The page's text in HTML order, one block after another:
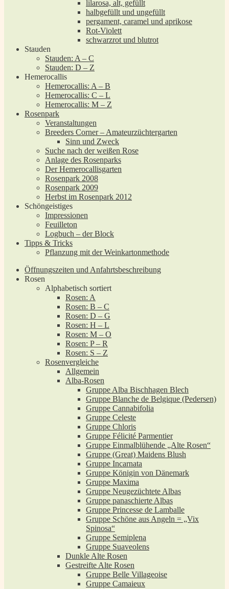
lilarosa, alt, gefüllt
halbgefüllt und ungefüllt
pergament, caramel und aprikose
Rot-Violett
schwarzrot und blutrot
Stauden
Stauden: A – C
Stauden: D – Z
Hemerocallis
Hemerocallis: A – B
Hemerocallis: C – L
Hemerocallis: M – Z
Rosenpark
Veranstaltungen
Breeders Corner – Amateurzüchtergarten
Sinn und Zweck
Suche nach der weißen Rose
Anlage des Rosenparks
Der Hemerocallisgarten
Rosenpark 2008
Rosenpark 2009
Herbst im Rosenpark 2012
Schöngeistiges
Impressionen
Feuilleton
Logbuch – der Block
Tipps & Tricks
Pflanzung mit der Weinkartonmethode
Öffnungszeiten und Anfahrtsbeschreibung
Rosen
Alphabetisch sortiert
Rosen: A
Rosen: B – C
Rosen: D – G
Rosen: H – L
Rosen: M – O
Rosen: P – R
Rosen: S – Z
Rosenvergleiche
Allgemein
Alba-Rosen
Gruppe Alba Bischhagen Blech
Gruppe Blanche de Belgique (Pedersen)
Gruppe Cannabifolia
Gruppe Celeste
Gruppe Chloris
Gruppe Félicité Parmentier
Gruppe Einmalblühende „Alte Rosen“
Gruppe (Great) Maidens Blush
Gruppe Incarnata
Gruppe Königin von Dänemark
Gruppe Maxima
Gruppe Neugezüchtete Albas
Gruppe panaschierte Albas
Gruppe Princesse de Lamballe
Gruppe Schöne aus Angeln = „Vix
Spinosa“
Gruppe Semiplena
Gruppe Suaveolens
Dunkle Alte Rosen
Gestreifte Alte Rosen
Gruppe Belle Villageoise
Gruppe Camaieux